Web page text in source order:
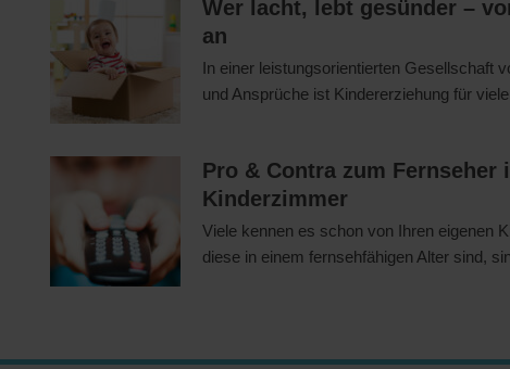
Wer lacht, lebt gesünder –
an
In einer leistungsorientierten Gesellschaft
und Ansprüche ist Kindererziehung für
Pro & Contra zum Fernseher
Kinderzimmer
Viele kennen es schon von Ihren eigenen
diese in einem fernsehfähigen Alter sind,